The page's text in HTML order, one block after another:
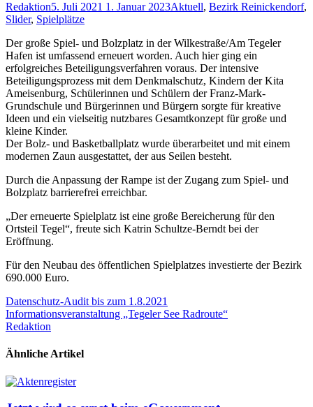
Redaktion5. Juli 2021 1. Januar 2023Aktuell, Bezirk Reinickendorf,
Slider, Spielplätze
Der große Spiel- und Bolzplatz in der Wilkestraße/Am Tegeler
Hafen ist umfassend erneuert worden. Auch hier ging ein
erfolgreiches Beteiligungsverfahren voraus. Der intensive
Beteiligungsprozess mit dem Denkmalschutz, Kindern der Kita
Ameisenburg, Schülerinnen und Schülern der Franz-Mark-
Grundschule und Bürgerinnen und Bürgern sorgte für kreative
Ideen und ein vielseitig nutzbares Gesamtkonzept für große und
kleine Kinder.
Der Bolz- und Basketballplatz wurde überarbeitet und mit einem
modernen Zaun ausgestattet, der aus Seilen besteht.
Durch die Anpassung der Rampe ist der Zugang zum Spiel- und
Bolzplatz barrierefrei erreichbar.
„Der erneuerte Spielplatz ist eine große Bereicherung für den
Ortsteil Tegel“, freute sich Katrin Schultze-Berndt bei der
Eröffnung.
Für den Neubau des öffentlichen Spielplatzes investierte der Bezirk
690.000 Euro.
Beitrags-
Navigation
Datenschutz-Audit bis zum 1.8.2021
Informationsveranstaltung „Tegeler See Radroute“
Redaktion
Ähnliche Artikel